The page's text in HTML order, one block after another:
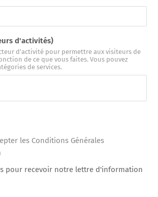
d'activités)
d'activité pour permettre aux visiteurs de
de ce que vous faites. Vous pouvez
de services.
les Conditions Générales
pour recevoir notre lettre d'information